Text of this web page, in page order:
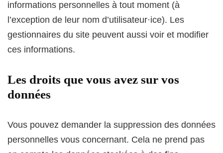
informations personnelles à tout moment (à
l’exception de leur nom d’utilisateur·ice). Les
gestionnaires du site peuvent aussi voir et modifier
ces informations.
Les droits que vous avez sur vos
données
Vous pouvez demander la suppression des données
personnelles vous concernant. Cela ne prend pas